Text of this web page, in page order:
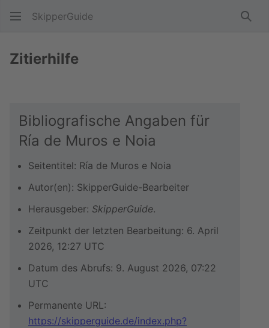
SkipperGuide
Zitierhilfe
Bibliografische Angaben für
Ría de Muros e Noia
Seitentitel: Ría de Muros e Noia
Autor(en): SkipperGuide-Bearbeiter
Herausgeber: SkipperGuide.
Zeitpunkt der letzten Bearbeitung: 6. April
2026, 12:27 UTC
Datum des Abrufs: 9. August 2026, 07:22
UTC
Permanente URL:
https://skipperguide.de/index.php?